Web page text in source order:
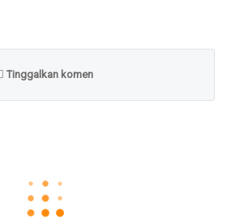
Tinggalkan komen